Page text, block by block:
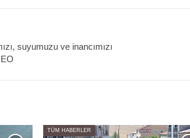
suyumuzu ve inancımızı
TÜM HABERLER